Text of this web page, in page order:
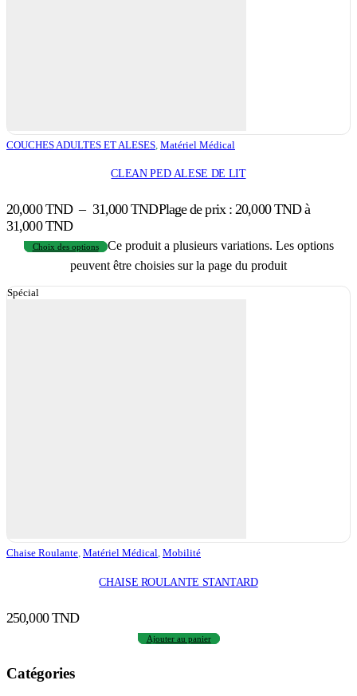
COUCHES ADULTES ET ALESES Matériel Médical
CLEAN PED ALESE DE LIT
20,000TND – 31,000TNDPlage de prix : 20,000 TND à
31,000 TND
Choix des options
Ce produit a plusieurs variations. Les options
peuvent être choisies sur la page du produit
Spécial
Chaise Roulante, Matériel Médical, Mobilité
CHAISE ROULANTE STANTARD
250,000TND
Ajouter au panier
Catégories